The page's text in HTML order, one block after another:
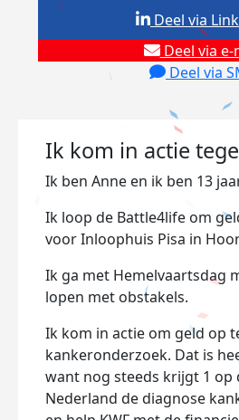
Deel via e-
Deel via
Deel via
Ik kom in actie
Ik ben Anne en ik ben 13
Ik loop de Battle4life om
voor Inloophuis Pisa in
Ik ga met Hemelvaartsdag
lopen met obstakels.
Ik kom in actie om geld op
kankeronderzoek. Dat is
want nog steeds krijgt 1 op
Nederland de diagnose